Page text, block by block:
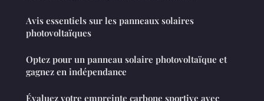
Avis essentiels sur les panneaux solaires
photovoltaïques
Optez pour un panneau solaire photovoltaïque et
gagnez en indépendance
Évaluez votre empreinte carbone sportive avec